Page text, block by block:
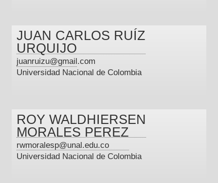
JUAN CARLOS RUÍZ
URQUIJO
juanruizu@gmail.com
Universidad Nacional de Colombia
ROY WALDHIERSEN
MORALES PEREZ
rwmoralesp@unal.edu.co
Universidad Nacional de Colombia